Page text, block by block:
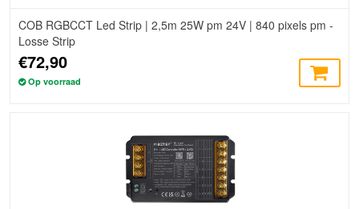
COB RGBCCT Led Strip | 2,5m 25W pm 24V | 840 pixels pm -
Losse Strip
€72,90
Op voorraad